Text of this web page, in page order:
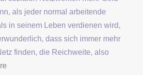
als jeder normal arbeitende
in seinem Leben verdienen wird,
dass sich immer mehr
finden, die Reichweite, also